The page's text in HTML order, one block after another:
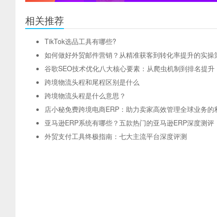
相关推荐
TikTok选品工具有哪些?
如何做好外贸邮件营销？从精准获客到转化率提升的实操
谷歌SEO技术优化八大核心要素：从爬虫机制到排名提升
跨境物流头程和尾程区别是什么
跨境物流头程是什么意思？
店小秘免费跨境电商ERP：助力卖家高效管理全球业务的
亚马逊ERP系统有哪些？五款热门的亚马逊ERP深度测评
外贸支付工具终极指南：七大主流平台深度评测